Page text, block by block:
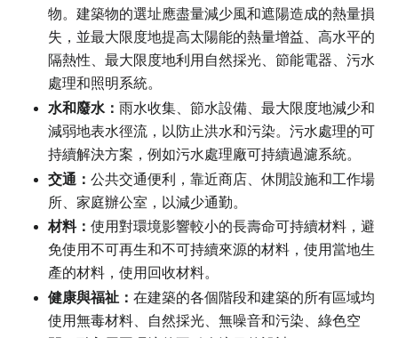
物。建築物的選址應盡量減少風和遮陽造成的熱量損
失，並最大限度地提高太陽能的熱量增益、高水平的
隔熱性、最大限度地利用自然採光、節能電器、污水
處理和照明系統。
水和廢水： 雨水收集、節水設備、最大限度地減少和
減弱地表水徑流，以防止洪水和污染。污水處理的可
持續解決方案，例如污水處理廠可持續過濾系統。
交通： 公共交通便利，靠近商店、休閒設施和工作場
所、家庭辦公室，以減少通勤。
材料： 使用對環境影響較小的長壽命可持續材料，避
免使用不可再生和不可持續來源的材料，使用當地生
產的材料，使用回收材料。
健康與福祉： 在建築的各個階段和建築的所有區域均
使用無毒材料、自然採光、無噪音和污染、綠色空